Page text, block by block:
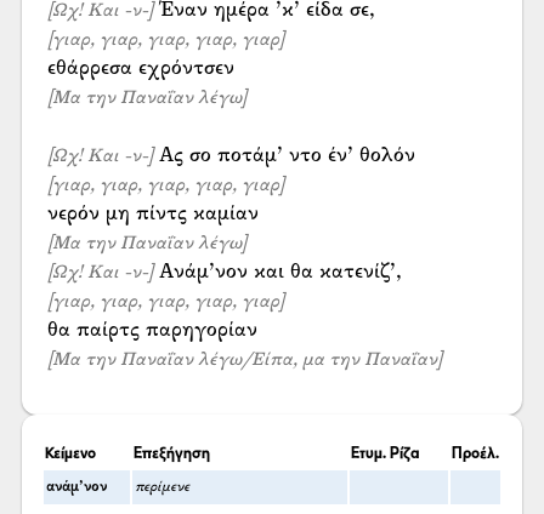
[Ωχ! Και -ν-]
[γιαρ, γιαρ, γιαρ, γιαρ, γιαρ]
[Μα την Παναΐαν λέγω]
[Ωχ! Και -ν-]
[γιαρ, γιαρ, γιαρ, γιαρ, γιαρ]
[Μα την Παναΐαν λέγω]
[Ωχ! Και -ν-]
[γιαρ, γιαρ, γιαρ, γιαρ, γιαρ]
[Μα την Παναΐαν λέγω/Είπα, μα την Παναΐαν]
Κείμενο Επεξήγηση Ετυμ. Ρίζα Προέλ.
ανάμ’νον περίμενε